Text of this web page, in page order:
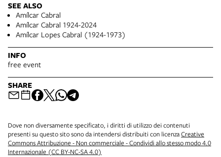
SEE ALSO
Amílcar Cabral
Amílcar Cabral 1924-2024
Amílcar Lopes Cabral (1924-1973)
INFO
free event
SHARE
Dove non diversamente specificato, i diritti di utilizzo dei contenuti
presenti su questo sito sono da intendersi distribuiti con licenzaCreative
Commons Attribuzione - Non commerciale - Condividi allo stesso modo 4.0
Internazionale (CC BY-NC-SA 4.0)